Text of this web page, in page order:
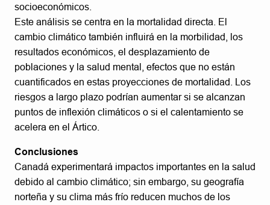
socioeconómicos.
Este análisis se centra en la mortalidad directa. El
cambio climático también influirá en la morbilidad, los
resultados económicos, el desplazamiento de
poblaciones y la salud mental, efectos que no están
cuantificados en estas proyecciones de mortalidad. Los
riesgos a largo plazo podrían aumentar si se alcanzan
puntos de inflexión climáticos o si el calentamiento se
acelera en el Ártico.
Conclusiones
Canadá experimentará impactos importantes en la salud
debido al cambio climático; sin embargo, su geografía
norteña y su clima más frío reducen muchos de los